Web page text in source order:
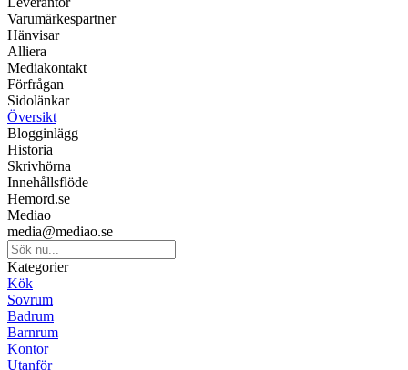
Varumärkespartner
Hänvisar
Alliera
Mediakontakt
Förfrågan
Sidolänkar
Översikt
Blogginlägg
Historia
Skrivhörna
Innehållsflöde
Hemord.se
Mediao
media@mediao.se
Kategorier
Kök
Sovrum
Badrum
Barnrum
Kontor
Utanför